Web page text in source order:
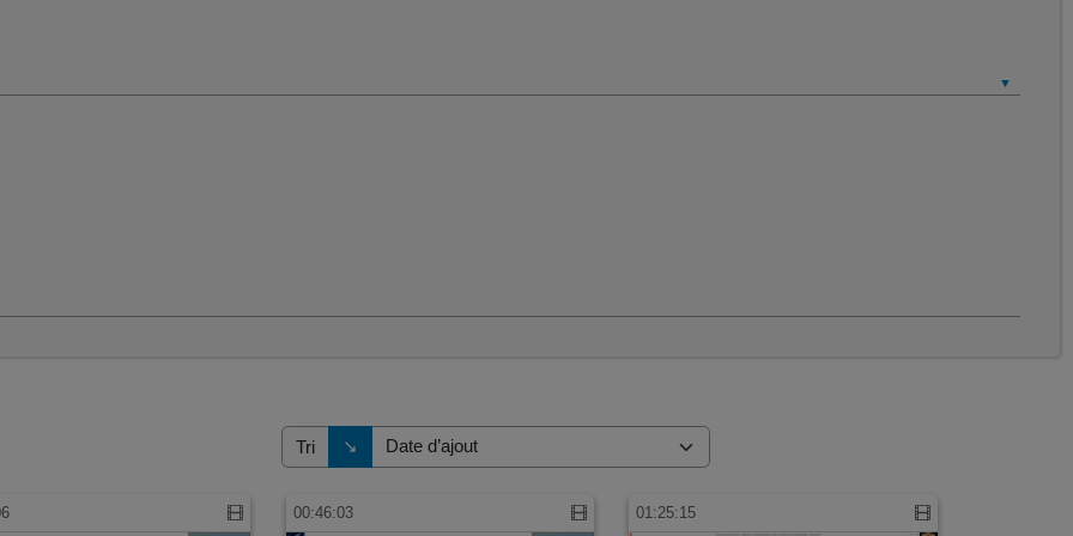
Tri ↘
Direction de tri
00:46:03 01:25:15